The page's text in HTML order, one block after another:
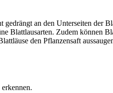
an den Unterseiten der
Blattlausarten. Zudem können
den Pflanzensaft